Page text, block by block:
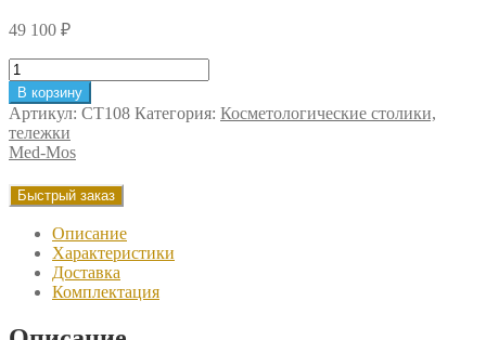
49 100 ₽
Количество
товара
Тележка
медицинская
MED-
MOS
СТ108
ТМ-016АН-00
В корзину
Артикул: СТ108 Категория: Косметологические столики,
тележки
Med-Mos
Быстрый заказ
Описание
Характеристики
Доставка
Комплектация